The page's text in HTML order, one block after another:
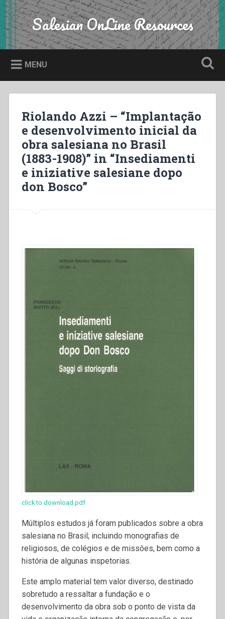
Skip
to
content
Search Salesian OnLine Resources
MENU
Riolando Azzi – “Implantação
e desenvolvimento inicial da
obra salesiana no Brasil
(1883-1908)” in “Insediamenti
e iniziative salesiane dopo
don Bosco”
click to download pdf
Múltiplos estudos já foram publicados sobre a obra
salesiana no Brasil; incluindo monografias de
religiosos, de colégios e de missôes, bem como a
história de algunas inspetorias.
Este amplo material tem valor diverso, destinado
sobretudo a ressaltar a fundação e o
desenvolvimento da obra sob o ponto de vista da